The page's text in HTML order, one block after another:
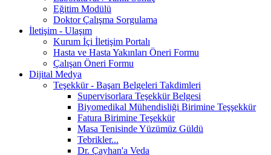
Eğitim Modülü
Doktor Çalışma Sorgulama
İletişim - Ulaşım
Kurum İçi İletişim Portalı
Hasta ve Hasta Yakınları Öneri Formu
Çalışan Öneri Formu
Dijital Medya
Teşekkür - Başarı Belgeleri Takdimleri
Supervisorlara Teşekkür Belgesi
Biyomedikal Mühendisliği Birimine Teşşekkür
Fatura Birimine Teşekkür
Masa Tenisinde Yüzümüz Güldü
Tebrikler...
Dr. Çayhan'a Veda